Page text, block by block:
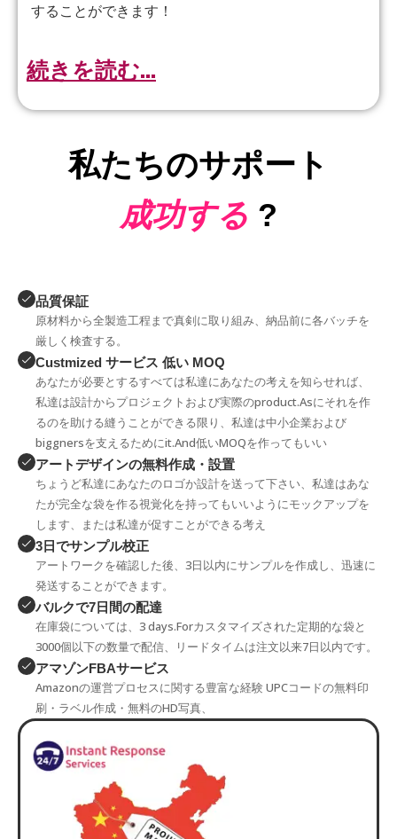
することができます！
続きを読む...
私たちのサポート
成功する ?
品質保証
原材料から全製造工程まで真剣に取り組み、納品前に各バッチを
厳しく検査する。
Custmized サービス 低い MOQ
あなたが必要とするすべては私達にあなたの考えを知らせれば、
私達は設計からプロジェクトおよび実際のproduct.Asにそれを作
るのを助ける縫うことができる限り、私達は中小企業および
biggnersを支えるためにit.And低いMOQを作ってもいい
アートデザインの無料作成・設置
ちょうど私達にあなたのロゴか設計を送って下さい、私達はあな
たが完全な袋を作る視覚化を持ってもいいようにモックアップを
します、または私達が促すことができる考え
3日でサンプル校正
アートワークを確認した後、3日以内にサンプルを作成し、迅速に
発送することができます。
バルクで7日間の配達
在庫袋については、3 days.Forカスタマイズされた定期的な袋と
3000個以下の数量で配信、リードタイムは注文以来7日以内です。
アマゾンFBAサービス
Amazonの運営プロセスに関する豊富な経験 UPCコードの無料印
刷・ラベル作成・無料のHD写真、